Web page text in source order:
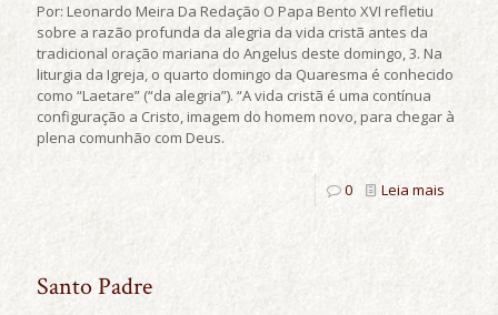
Por: Leonardo Meira Da Redação O Papa Bento XVI refletiu
sobre a razão profunda da alegria da vida cristã antes da
tradicional oração mariana do Angelus deste domingo, 3. Na
liturgia da Igreja, o quarto domingo da Quaresma é conhecido
como “Laetare” (“da alegria”). “A vida cristã é uma contínua
configuração a Cristo, imagem do homem novo, para chegar à
plena comunhão com Deus.
0 Leia mais
Santo Padre